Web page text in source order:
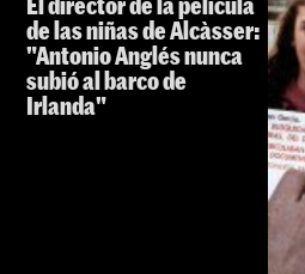
de las niñas de Alcàsser:
"Antonio Anglés nunca
subió al barco de
Irlanda"